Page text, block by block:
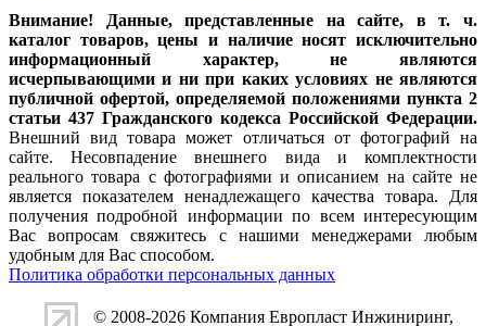
Внимание! Данные, представленные на сайте, в т. ч.
каталог товаров, цены и наличие носят исключительно
информационный характер, не являются
исчерпывающими и ни при каких условиях не являются
публичной офертой, определяемой положениями пункта 2
статьи 437 Гражданского кодекса Российской Федерации.
Внешний вид товара может отличаться от фотографий на
сайте. Несовпадение внешнего вида и комплектности
реального товара с фотографиями и описанием на сайте не
является показателем ненадлежащего качества товара. Для
получения подробной информации по всем интересующим
Вас вопросам свяжитесь с нашими менеджерами любым
удобным для Вас способом.
Политика обработки персональных данных
© 2008-2026 Компания Европласт Инжиниринг,